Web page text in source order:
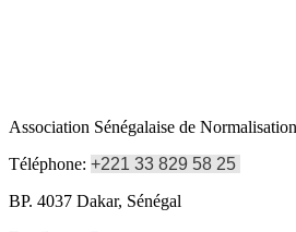
Association Sénégalaise de
Téléphone: +221 33 829 58 25
BP. 4037 Dakar, Sénégal